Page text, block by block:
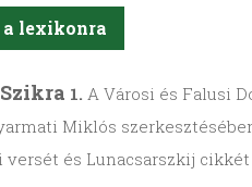
a lexikonra
1. A Városi és Falusi
Miklós
versét és Lunacsarszkij